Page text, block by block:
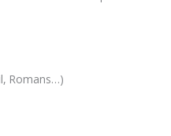
Romans…)